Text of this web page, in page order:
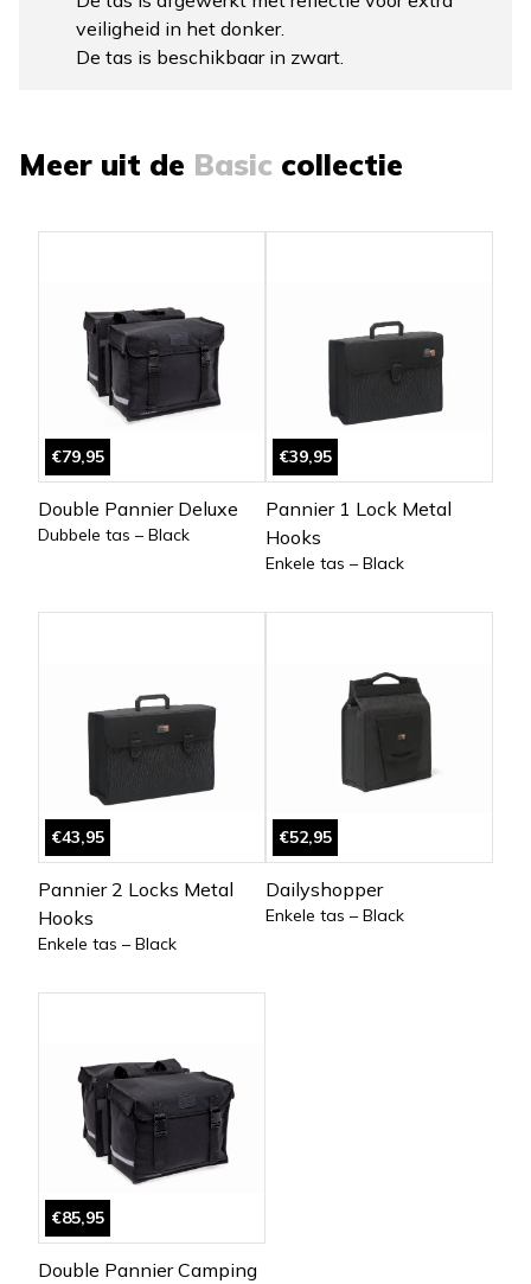
veiligheid in het donker.
De tas is beschikbaar in zwart.
Meer uit de Basic collectie
€79,95
Double Pannier Deluxe
Dubbele tas – Black
€39,95
Pannier 1 Lock Metal
Hooks
Enkele tas – Black
€43,95
Pannier 2 Locks Metal
Hooks
Enkele tas – Black
€52,95
Dailyshopper
Enkele tas – Black
€85,95
Double Pannier Camping